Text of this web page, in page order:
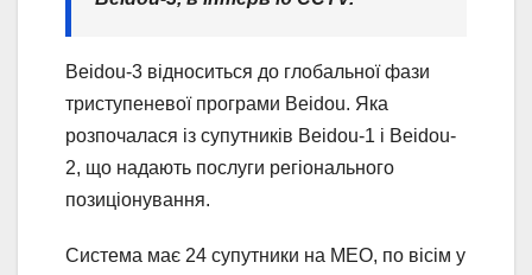
Beidou-3 відноситься до глобальної фази
триступеневої програми Beidou. Яка
розпочалася із супутників Beidou-1 і Beidou-
2, що надають послуги регіонального
позиціонування.
Система має 24 супутники на MEO, по вісім у